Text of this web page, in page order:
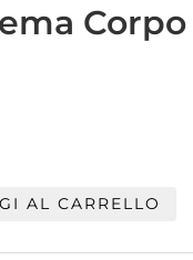
AL CARRELLO